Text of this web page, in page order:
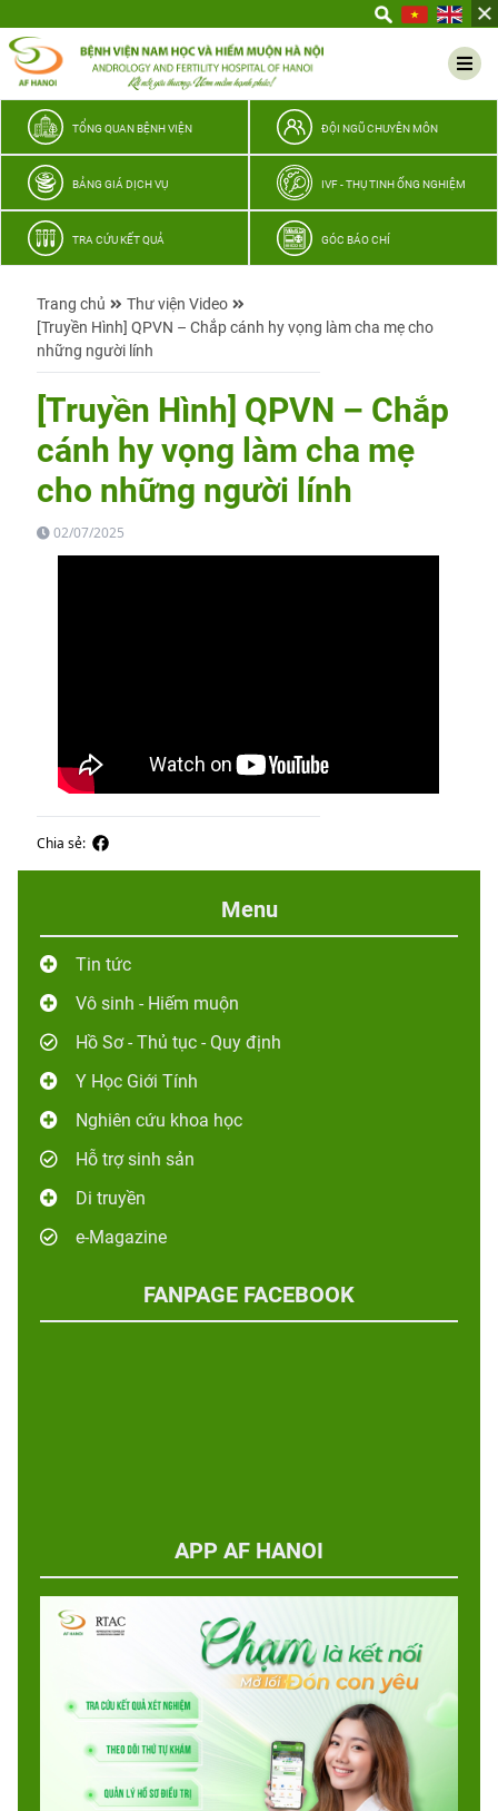
thương
TỔNG QUAN BỆNH VIỆN ĐỘI NGŨ CHUYÊN MÔN
BẢNG GIÁ DỊCH VỤ IVF - THỤ TINH ỐNG NGHIỆM
TRA CỨU KẾT QUẢ GÓC BÁO CHÍ
Trang chủ
Thư viện Video
[Truyền Hình] QPVN – Chắp cánh hy vọng làm cha mẹ cho
những người lính
[Truyền Hình] QPVN – Chắp
cánh hy vọng làm cha mẹ
cho những người lính
02/07/2025
Chia sẻ:
Menu
Tin tức
Vô sinh - Hiếm muộn
Hồ Sơ - Thủ tục - Quy định
Y Học Giới Tính
Nghiên cứu khoa học
Hỗ trợ sinh sản
Di truyền
e-Magazine
FANPAGE FACEBOOK
APP AF HANOI